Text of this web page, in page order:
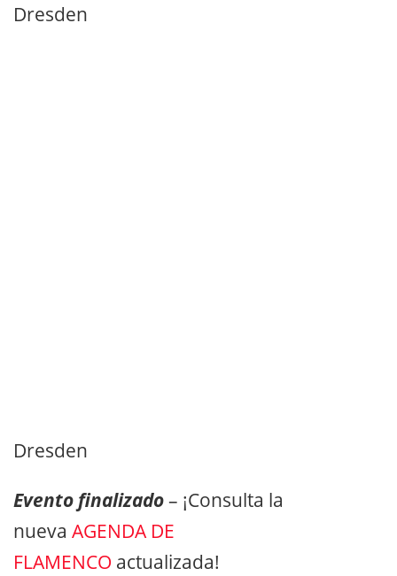
Dresden
Dresden
Evento finalizado– ¡Consulta la
nueva AGENDA DE
FLAMENCO actualizada!